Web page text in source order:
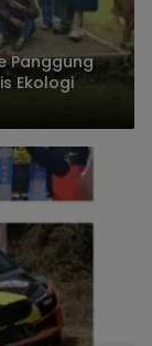
Panggung
Ekologi